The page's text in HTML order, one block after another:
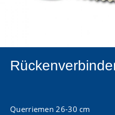
Querriemen 26-30 cm